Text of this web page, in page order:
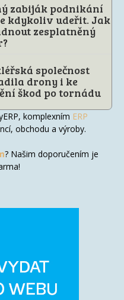
zabiják podnikání
kdykoliv udeřit. Jak
zesplatněný
společnost
drony i ke
škod po tornádu
komplexním ERP
obchodu a výroby.
? Našim doporučením je